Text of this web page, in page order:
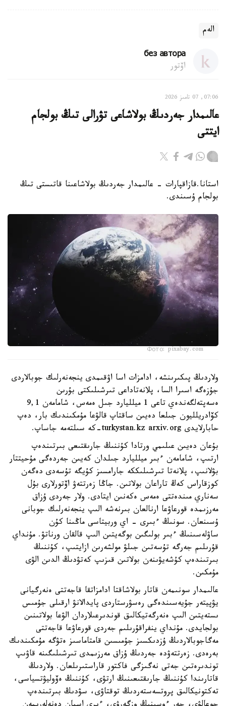
الەم
без автора
اۆتور
07:06, 07 تامىز 2026
عالىمدار جەردىڭ بولاشاعى تۋرالى تىڭ بولجام
ايتتى
استانا.قازاقپارات - عالىمدار جەردىڭ بولاشاعىنا قاتىستى تىڭ
بولجام ۇسىندى.
Фото: pixabay.com
ولاردىڭ پىكىرىنشە، ادامزات اسا اۋقىمدى ينجەنەرلىك جوبالاردى
جۇزەگە اسىرا السا، پلانەتاداعى تىرشىلىكتى بۇرىن
ەسەپتەلگەندەي تاعى 1 ميلليارد جىل ەمەس، شامامەن 9,1
كۆادريلليون جىلعا دەيىن ساقتاپ قالۋعا مۇمكىندىك بار، دەپ
حابارلايدى turkystan.kz arxiv.org-كە سىلتەمە جاساپ.
بۇعان دەيىن عىلىمي ورتادا كۇننىڭ جارىقتىعى بىرتىندەپ
ارتىپ، شامامەن ءبىر ميلليارد جىلدان كەيىن جەردەگى مۇحيتتار
بۋلانىپ، پلانەتا تىرشىلىككە جارامسىز كۇيگە تۇسەدى دەگەن
كوزقاراس كەڭ تاراعان بولاتىن. جاڭا زەرتتەۋ اۆتورلارى بۇل
سەناري مىندەتتى ەمەس ەكەنىن ايتادى. ولار جەردى ۇزاق
مەرزىمدە قورعاۋعا ارنالعان بىرنەشە الىپ ينجەنەرلىك جوبانى
ۇسىنعان. سونىڭ ءبىرى - اي وربيتاسى ماڭىنا كۇن
ساۋلەسىنىڭ ءبىر بولىگىن بوگەيتىن الىپ قالقان ورناتۋ. مۇنداي
قۇرىلىم جەرگە تۇسەتىن جىلۋ مولشەرىن ازايتىپ، كۇننىڭ
بىرتىندەپ كۇشەيۋىنەن بولاتىن قىزىپ كەتۋدىڭ الدىن الۋى
مۇمكىن.
عالىمدار سونىمەن قاتار بولاشاقتا ادامزاتقا قاجەتتى ەنەرگيانى
يۋپيتەر جۇيەسىندەگى رەسۋرستاردى پايدالانۋ ارقىلى جۇمىس
ىستەيتىن الىپ ەنەرگەتيكالىق قوندىرعىلاردان الۋعا بولاتىنىن
بولجايدى. مۇنداي ينفراقۇرىلىم جەردى قورعاۋعا قاجەتتى
مەگاجوبالاردىڭ ۇزدىكسىز جۇمىسىن قامتاماسىز ەتۋگە مۇمكىندىك
بەرەدى. زەرتتەۋدە جەردىڭ ۇزاق مەرزىمدى تىرشىلىگىنە قاۋىپ
توندىرەتىن جەتى نەگىزگى فاكتور قاراستىرىلعان. ولاردىڭ
قاتارىندا كۇننىڭ جارىقتىعىنىڭ ارتۋى، كۇننىڭ ەۆوليۋتسياسى،
تەكتونيكالىق پروتسەستەردىڭ توقتاۋى، سۋدىڭ بىرتىندەپ